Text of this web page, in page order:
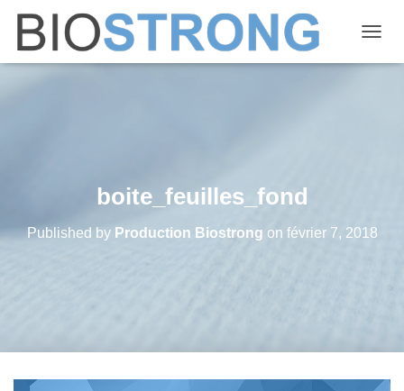
boite_feuilles_fond
Published by Production Biostrong on février 7, 2018